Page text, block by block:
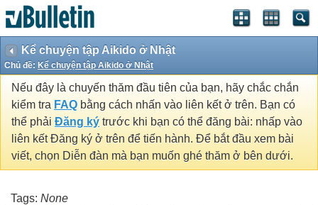
Kể chuyện tập Aikido ở Nhật
Chủ đề: Kể chuyện tập Aikido ở Nhật
Nếu đây là chuyến thăm đầu tiên của bạn, hãy chắc chắn
kiểm tra FAQ bằng cách nhấn vào liên kết ở trên. Bạn có
thể phải Đăng ký trước khi bạn có thể đăng bài: nhấp vào
liên kết Đăng ký ở trên để tiến hành. Để bắt đầu xem bài
viết, chọn Diễn đàn mà bạn muốn ghé thăm ở bên dưới.
Tags: None